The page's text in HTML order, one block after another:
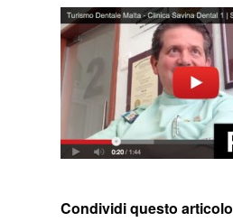
Condividi questo articolo